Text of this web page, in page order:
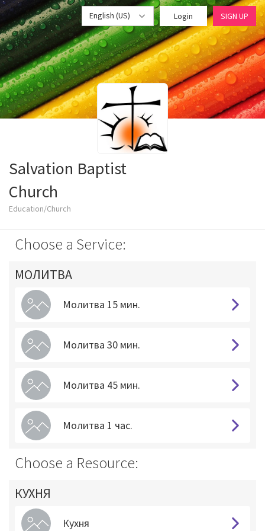
English (US) Login SIGN UP
Salvation Baptist
Church
Education/Church
Choose a Service:
МОЛИТВА
Молитва 15 мин.
Молитва 30 мин.
Молитва 45 мин.
Молитва 1 час.
Choose a Resource:
КУХНЯ
Кухня